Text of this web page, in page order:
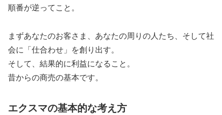
順番が逆ってこと。
まずあなたのお客さま、あなたの周りの人たち、そして社
会に「仕合わせ」を創り出す。
そして、結果的に利益になること。
昔からの商売の基本です。
エクスマの基本的な考え方